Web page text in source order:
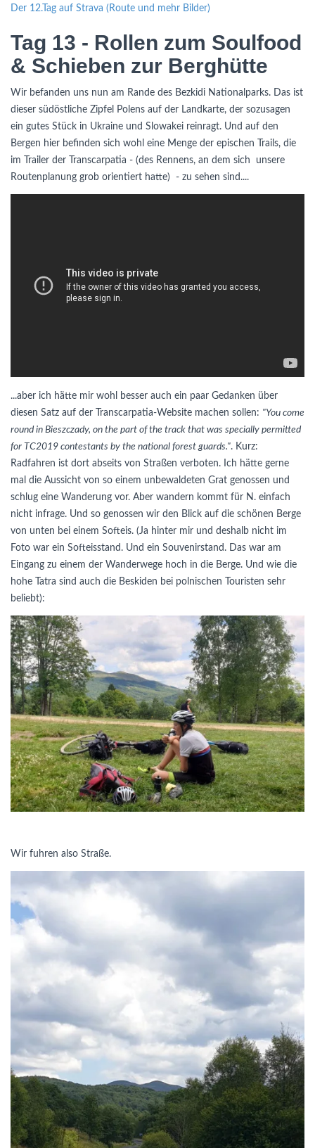
Der 12.Tag auf Strava (Route und mehr Bilder)
Tag 13 - Rollen zum Soulfood
& Schieben zur Berghütte
Wir befanden uns nun am Rande des Bezkidi Nationalparks. Das ist
dieser südöstliche Zipfel Polens auf der Landkarte, der sozusagen
ein gutes Stück in Ukraine und Slowakei reinragt. Und auf den
Bergen hier befinden sich wohl eine Menge der epischen Trails, die
im Trailer der Transcarpatia - (des Rennens, an dem sich unsere
Routenplanung grob orientiert hatte) - zu sehen sind....
...aber ich hätte mir wohl besser auch ein paar Gedanken über
diesen Satz auf der Transcarpatia-Website machen sollen: "You come
round in Bieszczady, on the part of the track that was specially permitted
for TC2019 contestants by the national forest guards.". Kurz:
Radfahren ist dort abseits von Straßen verboten. Ich hätte gerne
mal die Aussicht von so einem unbewaldeten Grat genossen und
schlug eine Wanderung vor. Aber wandern kommt für N. einfach
nicht infrage. Und so genossen wir den Blick auf die schönen Berge
von unten bei einem Softeis. (Ja hinter mir und deshalb nicht im
Foto war ein Softeisstand. Und ein Souvenirstand. Das war am
Eingang zu einem der Wanderwege hoch in die Berge. Und wie die
hohe Tatra sind auch die Beskiden bei polnischen Touristen sehr
beliebt):
Wir fuhren also Straße.